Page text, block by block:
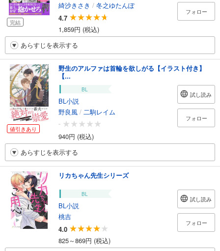
完結
綺沙きさき / 冬之ゆたんぽ
4.7
1,859円 (税込)
フォロー
あらすじを表示する
値引きあり
野生のアルファは首輪を欲しがる【イラスト付き】
【...
BL
BL小説
野良風 / 二駒レイム
-
940円 (税込)
試し読み
フォロー
あらすじを表示する
リカちゃん先生シリーズ
BL
BL小説
桃吉
4.0
825～869円 (税込)
試し読み
フォロー